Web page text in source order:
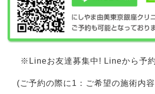
※Lineお友達募集中! Lineから予約
(ご予約の際に1：ご希望の施術内